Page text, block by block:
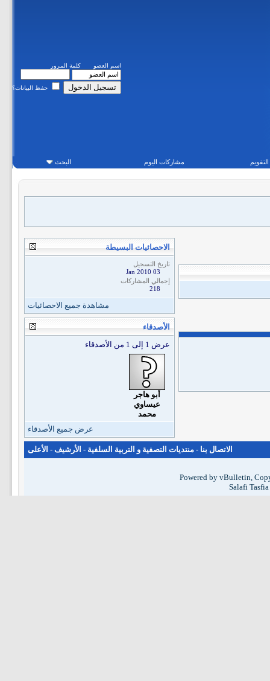
اسم العضو كلمة المرور
حفظ البيانات؟
التقويم مشاركات اليوم البحث
الاحصائيات البسيطة
تاريخ التسجيل
03 Jan 2010
إجمالي المشاركات
218
مشاهدة جميع الاحصائيات
الأصدقاء
عرض 1 إلى 1 من الأصدقاء
أبو هاجر
عيساوي
محمد
عرض جميع الأصدقاء
الاتصال بنا - منتديات التصفية و التربية السلفية - الأرشيف - الأعلى
Powered by vBulletin,
Salafi